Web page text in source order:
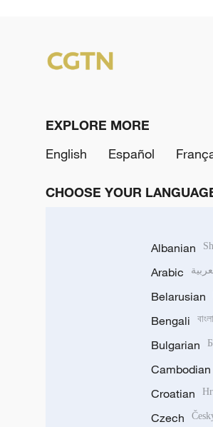
EXPLORE MORE
English
Español
CHOOSE YOUR
Albanian
Arabic
Belarusian
Bengali বাংলা
Bulgarian
Cambodian
Croatian
Czech